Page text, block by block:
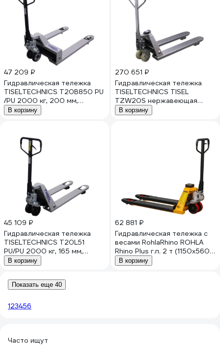
47 209 ₽
Гидравлическая тележка
TISELTECHNICS T20B850 PU
/PU 2000 кг, 200 мм,
1150x850 мм НФ-00002437
В корзину
270 651 ₽
Гидравлическая тележка
TISELTECHNICS TISEL
TZW20S нержавеющая
сталь PА/РА, 2000kg,
200mm-1150x542 mm
В корзину
45 109 ₽
Гидравлическая тележка
TISELTECHNICS T20L51
PU/PU 2000 кг, 165 мм,
1150x540 мм НФ-00000831
В корзину
62 881 ₽
Гидравлическая тележка с
весами RohlaRhino ROHLA
Rhino Plus г.п. 2 т (1150x560
мм) RRBFC-8
В корзину
Показать еще 40
123456
Часто ищут